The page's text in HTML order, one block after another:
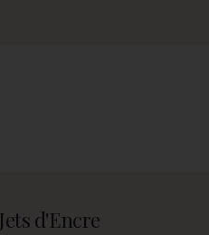
d'Encre